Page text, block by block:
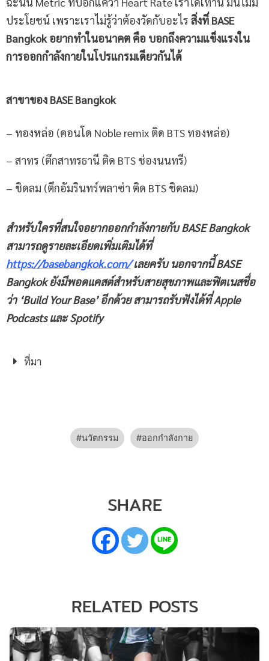
ประโยชน์ เพราะเราไม่รู้ว่าต้องวัดกับอะไร สิ่งที่ BASE
Bangkok อยากทำในอนาคต คือ บอกถึงความแข็งแรงใน
การออกกำลังกายในโปรแกรมเดียวกันได้
สาขาของ BASE Bangkok
– ทองหล่อ (คอนโด Noble remix ติด BTS ทองหล่อ)
– สาทร (ตึกสาทรธานี ติด BTS ช่องนนทรี)
– ชิดลม (ตึกอัมรินทร์พลาซ่า ติด BTS ชิดลม)
สำหรับใครที่สนใจอยากออกกำลังกายกับBASE Bangkok
สามารถดูรายละเอียดเพิ่มเติมได้ที่
https://basebangkok.com/เลยครับ นอกจากนี้BASE
Bangkokยังมีพอดแคสต์สำหรับสายสุขภาพและฟิตเนสชื่อ
ว่า ‘Build Your Base’ อีกด้วย สามารถรับฟังได้ที่ Apple
Podcasts และ Spotify
ที่มา
นวัตกรรม ออกกำลังกาย
SHARE
RELATED POSTS